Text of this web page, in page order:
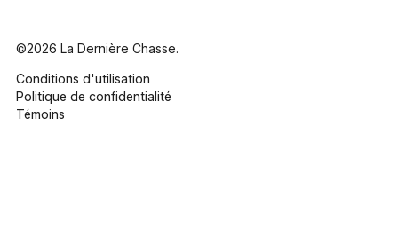
©2026 La Dernière Chasse.
Conditions d'utilisation
Politique de confidentialité
Témoins